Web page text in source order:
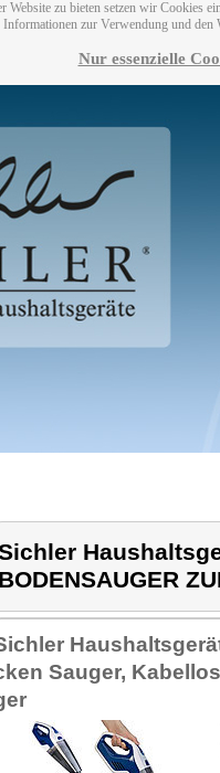
Website zu bieten setzen wir
Informationen zur Verwendung und
Nur essenzielle
BODENSAUGER
Sau­ger,